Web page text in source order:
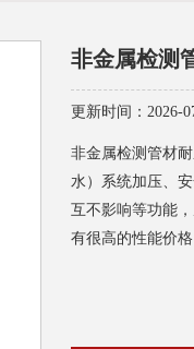
非金属检测
更新时间：2026-
非金属检测管材
水）系统加压、
互不影响等功能
有很高的性能价